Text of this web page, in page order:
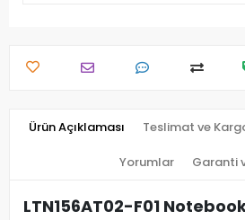
Ürün Açıklaması Teslimat ve
Yorumlar Garanti
LTN156AT02-F01